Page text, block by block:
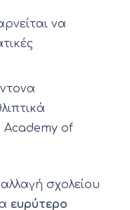
να
of
σχολείου
ευρύτερο